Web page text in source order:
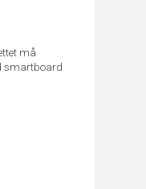
må
smartboard